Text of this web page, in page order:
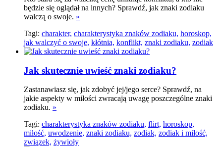
będzie się oglądał na innych? Sprawdź, jak znaki zodiaku
walczą o swoje. »
Tagi: charakter, charakterystyka znaków zodiaku, horoskop,
jak walczyć o swoje, kłótnia, konflikt, znaki zodiaku, zodiak
Jak skutecznie uwieść znaki zodiaku?
Zastanawiasz się, jak zdobyć jej/jego serce? Sprawdź, na
jakie aspekty w miłości zwracają uwagę poszczególne znaki
zodiaku. »
Tagi: charakterystyka znaków zodiaku, flirt, horoskop,
miłość, uwodzenie, znaki zodiaku, zodiak, zodiak i miłość,
związek, żywioły